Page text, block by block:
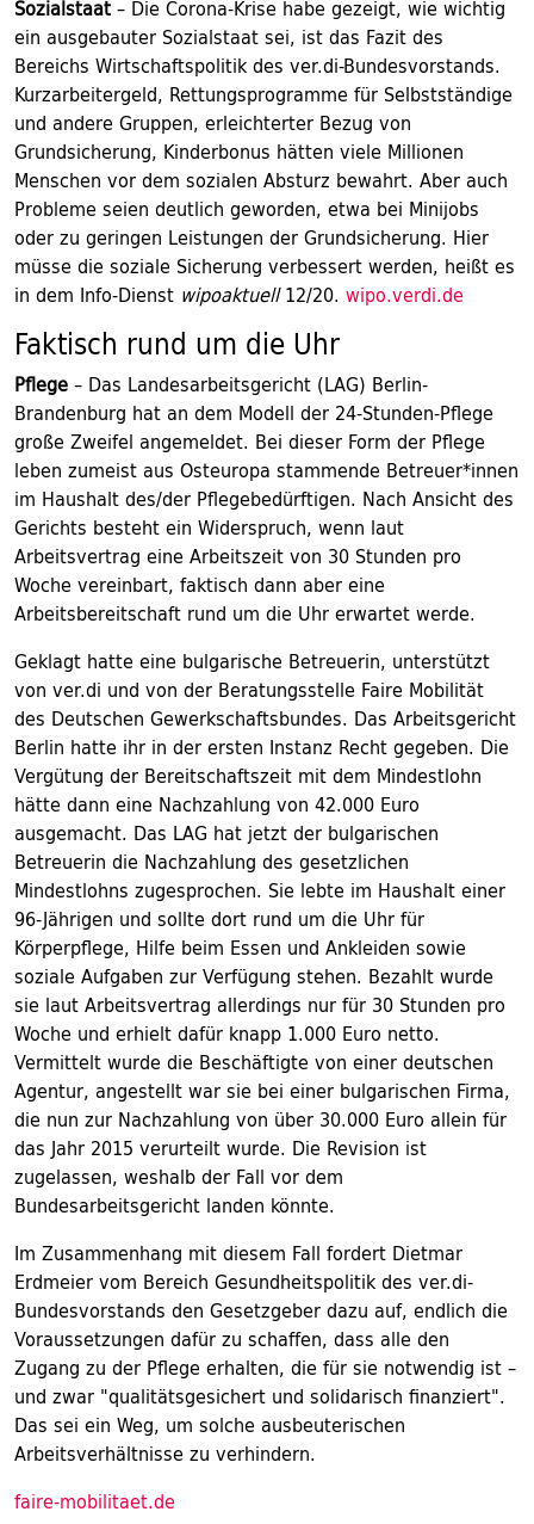
Sozialstaat– Die Corona-Krise habe gezeigt, wie wichtig
ein ausgebauter Sozialstaat sei, ist das Fazit des
Bereichs Wirtschaftspolitik des ver.di-Bundesvorstands.
Kurzarbeitergeld, Rettungsprogramme für Selbstständige
und andere Gruppen, erleichterter Bezug von
Grundsicherung, Kinderbonus hätten viele Millionen
Menschen vor dem sozialen Absturz bewahrt. Aber auch
Probleme seien deutlich geworden, etwa bei Minijobs
oder zu geringen Leistungen der Grundsicherung. Hier
müsse die soziale Sicherung verbessert werden, heißt es
in dem Info-Dienst wipoaktuell12/20. wipo.verdi.de
Faktisch rund um die Uhr
Pflege– Das Landesarbeitsgericht (LAG) Berlin-
Brandenburg hat an dem Modell der 24-Stunden-Pflege
große Zweifel angemeldet. Bei dieser Form der Pflege
leben zumeist aus Osteuropa stammende Betreuer*innen
im Haushalt des/der Pflegebedürftigen. Nach Ansicht des
Gerichts besteht ein Widerspruch, wenn laut
Arbeitsvertrag eine Arbeitszeit von 30 Stunden pro
Woche vereinbart, faktisch dann aber eine
Arbeitsbereitschaft rund um die Uhr erwartet werde.
Geklagt hatte eine bulgarische Betreuerin, unterstützt
von ver.di und von der Beratungsstelle Faire Mobilität
des Deutschen Gewerkschaftsbundes. Das Arbeitsgericht
Berlin hatte ihr in der ersten Instanz Recht gegeben. Die
Vergütung der Bereitschaftszeit mit dem Mindestlohn
hätte dann eine Nachzahlung von 42.000 Euro
ausgemacht. Das LAG hat jetzt der bulgarischen
Betreuerin die Nachzahlung des gesetzlichen
Mindestlohns zugesprochen. Sie lebte im Haushalt einer
96-Jährigen und sollte dort rund um die Uhr für
Körperpflege, Hilfe beim Essen und Ankleiden sowie
soziale Aufgaben zur Verfügung stehen. Bezahlt wurde
sie laut Arbeitsvertrag allerdings nur für 30 Stunden pro
Woche und erhielt dafür knapp 1.000 Euro netto.
Vermittelt wurde die Beschäftigte von einer deutschen
Agentur, angestellt war sie bei einer bulgarischen Firma,
die nun zur Nachzahlung von über 30.000 Euro allein für
das Jahr 2015 verurteilt wurde. Die Revision ist
zugelassen, weshalb der Fall vor dem
Bundesarbeitsgericht landen könnte.
Im Zusammenhang mit diesem Fall fordert Dietmar
Erdmeier vom Bereich Gesundheitspolitik des ver.di-
Bundesvorstands den Gesetzgeber dazu auf, endlich die
Voraussetzungen dafür zu schaffen, dass alle den
Zugang zu der Pflege erhalten, die für sie notwendig ist –
und zwar "qualitätsgesichert und solidarisch finanziert".
Das sei ein Weg, um solche ausbeuterischen
Arbeitsverhältnisse zu verhindern.
faire-mobilitaet.de